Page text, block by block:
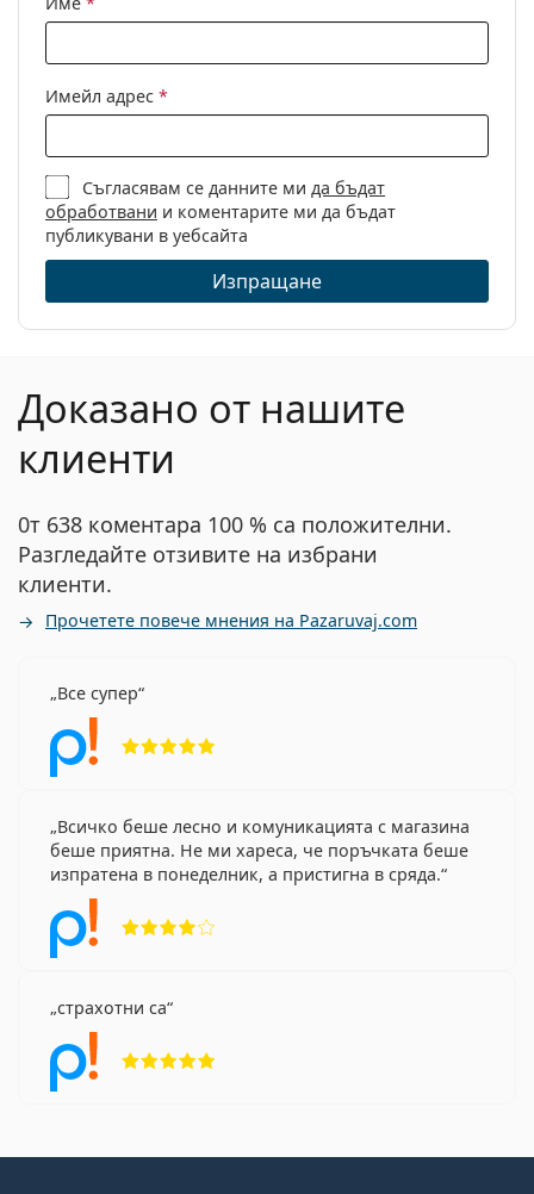
Пол:
Дамски
Категория:
Диоптрични очила
Марка:
Moschino Love
Код:
MOL543 8CQ 17 51
Имейл адрес *
Съгласявам се данните ми да бъдат
обработвани и коментарите ми да бъдат
публикувани в уебсайта
Изпращане
Доказано от нашите
клиенти
0т 638 коментара 100 % са положителни.
Разгледайте отзивите на избрани
клиенти.
Прочетете повече мнения на Pazaruvaj.com
Все супер
Всичко беше лесно и комуникацията с магазина
беше приятна. Не ми хареса, че поръчката беше
изпратена в понеделник, а пристигна в сряда.
страхотни са